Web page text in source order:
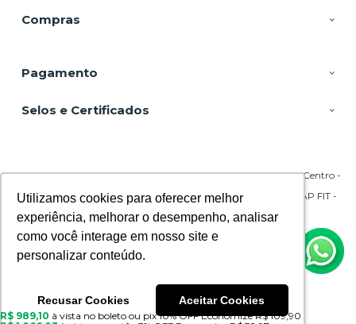
Utilizamos cookies para oferecer melhor
experiência, melhorar o desempenho, analisar
como você interage em nosso site e
personalizar conteúdo.
Recusar Cookies Aceitar Cookies
Utilizamos cookies para oferecer melhor
experiência, melhorar o desempenho, analisar
como você interage em nosso site e
personalizar conteúdo.
Recusar Cookies Aceitar Cookies
Compras
Pagamento
Selos e Certificados
DSP Equipamentos, Rua Emílio Blum - 131 - Sala 206 Torre A - Centro -
CNPJ: 29.695.217/0001-45 | © Todos os direitos reservados - CPAP FIT -
2026
R$ 989,10 à vista no boleto ou pix10% OFFEconomize R$ 109,90